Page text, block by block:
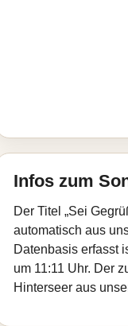
Infos zum
Der Titel „Sei
automatisch aus
Datenbasis erfasst
um 11:11 Uhr. Der
Hinterseer aus